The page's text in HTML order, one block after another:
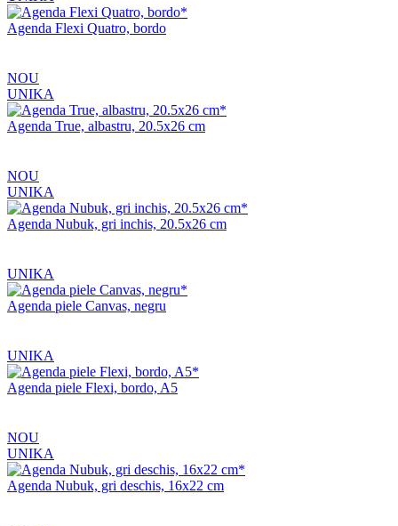
Agenda Flexi Quatro, bordo
NOU
UNIKA
Agenda True, albastru, 20.5x26 cm
NOU
UNIKA
Agenda Nubuk, gri inchis, 20.5x26 cm
UNIKA
Agenda piele Canvas, negru
UNIKA
Agenda piele Flexi, bordo, A5
NOU
UNIKA
Agenda Nubuk, gri deschis, 16x22 cm